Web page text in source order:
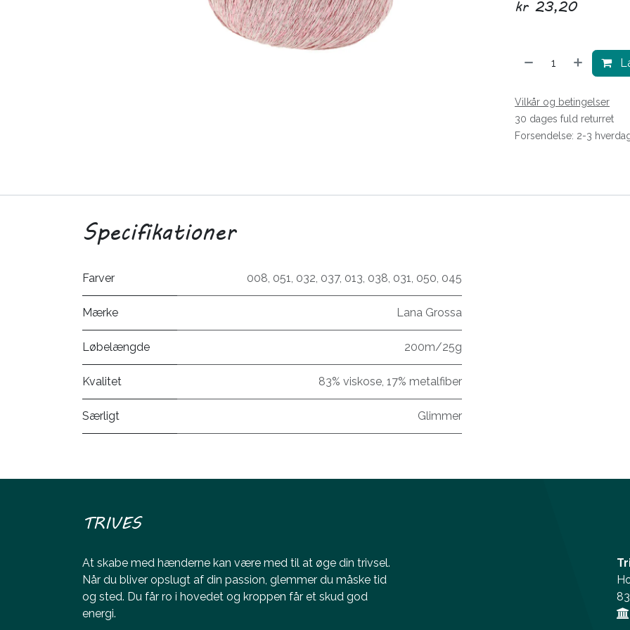
kr 23,20
Vilkår og betingelser
30 dages fuld returret
Forsendelse: 2-3
Specifikationer
Farver 008, 051, 032, 037, 013, 038, 031, 050, 045
Mærke Lana Grossa
Løbelængde 200m/25g
Kvalitet 83% viskose, 17% metalfiber
Særligt Glimmer
TRIVES
At skabe med hænderne kan være med til at øge din trivsel.
Når du bliver opslugt af din passion, glemmer du måske tid
og sted. Du får ro i hovedet og kroppen får et skud god
energi.